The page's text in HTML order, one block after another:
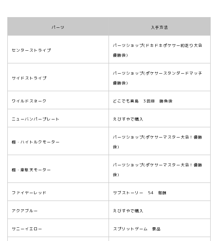
パーツ 入手方法
センターストライプ
パーツショップ(ドキドキポケサー初走り大会
優勝後)
サイドストライプ
パーツショップ(ポケサースタンダードマッチ
優勝後)
ワイルドスネーク どこでも真島 3回目 勝負後
ニューバンパープレート えびすやで購入
極・ハイトルクモーター
パーツショップ(ポケサーマスター大会！優勝
後)
極・韋駄天モーター
パーツショップ(ポケサーマスター大会！優勝
後)
ファイヤーレッド サブストーリー 54 報酬
アクアブルー えびすやで購入
サニーイエロー スプリットゲーム 景品